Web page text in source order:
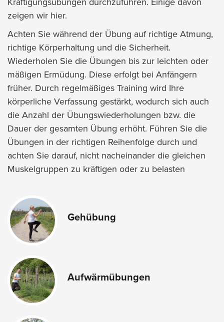
zeigen wir hier.
Achten Sie während der Übung auf richtige Atmung,
richtige Körperhaltung und die Sicherheit.
Wiederholen Sie die Übungen bis zur leichten oder
mäßigen Ermüdung. Diese erfolgt bei Anfängern
früher. Durch regelmäßiges Training wird Ihre
körperliche Verfassung gestärkt, wodurch sich auch
die Anzahl der Übungswiederholungen bzw. die
Dauer der gesamten Übung erhöht. Führen Sie die
Übungen in der richtigen Reihenfolge durch und
achten Sie darauf, nicht nacheinander die gleichen
Muskelgruppen zu kräftigen oder zu belasten
Gehübung
Aufwärmübungen